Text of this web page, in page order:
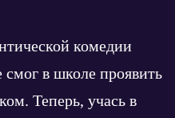
комедии
в школе проявить
Теперь, учась в